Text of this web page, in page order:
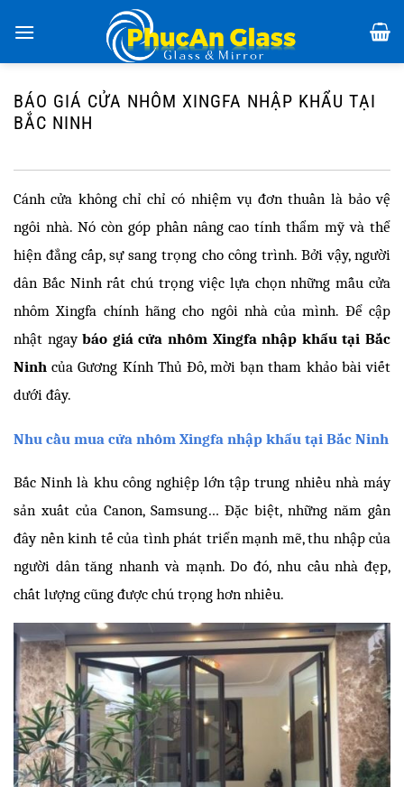
đến
BÁO GIÁ CỬA NHÔM XINGFA NHẬP KHẨU TẠI
BẮC NINH
Cánh cửa không chỉ chỉ có nhiệm vụ đơn thuần là bảo vệ
ngôi nhà. Nó còn góp phần nâng cao tính thẩm mỹ và thể
hiện đẳng cấp, sự sang trọng cho công trình. Bởi vậy, người
dân Bắc Ninh rất chú trọng việc lựa chọn những mẫu cửa
nhôm Xingfa chính hãng cho ngôi nhà của mình. Để cập
nhật ngay báo giá cửa nhôm Xingfa nhập khẩu tại Bắc
Ninh của Gương Kính Thủ Đô, mời bạn tham khảo bài viết
dưới đây.
Nhu cầu mua cửa nhôm Xingfa nhập khẩu tại Bắc Ninh
Bắc Ninh là khu công nghiệp lớn tập trung nhiều nhà máy
sản xuất của Canon, Samsung… Đặc biệt, những năm gần
đây nền kinh tế của tình phát triển mạnh mẽ, thu nhập của
người dân tăng nhanh và mạnh. Do đó, nhu cầu nhà đẹp,
chất lượng cũng được chú trọng hơn nhiều.